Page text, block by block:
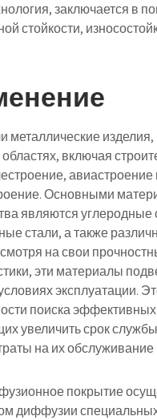
заключается в
стойкости,
металлические изделия,
включая
авиастроение
Основными
являются углеродные
стали, а также
на свои
эти материалы
эксплуатации.
поиска
увеличить срок
на их обслуживание
покрытие
диффузии